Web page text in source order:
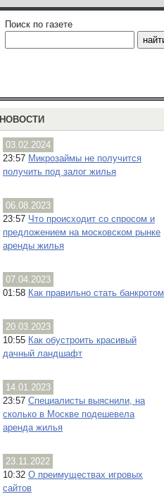
Поиск по газете
НОВОСТИ
03.02.2024
23:57 Микрозаймы не получится
получить под залог жилья
06.08.2023
23:57 Что происходит со спросом и
предложением на московском рынке
аренды жилья
07.04.2023
01:58 Как правильно стать банкротом
20.03.2023
10:55 Как обустроить красивый
дачный ландшафт
14.01.2023
23:57 Специалисты выяснили, на
сколько в Москве подешевела
аренда жилья
23.11.2022
10:32 О преимуществах игровых
сайтов